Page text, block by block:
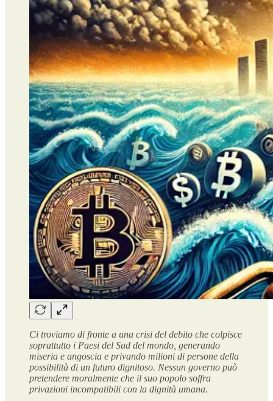
Ci troviamo di fronte a una crisi del debito che colpisce
soprattutto i Paesi del Sud del mondo, generando
miseria e angoscia e privando milioni di persone della
possibilità di un futuro dignitoso. Nessun governo può
pretendere moralmente che il suo popolo soffra
privazioni incompatibili con la dignità umana.